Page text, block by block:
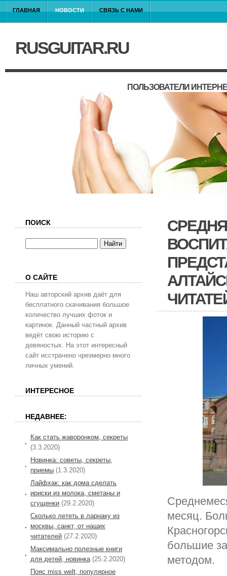
ГЛАВНАЯ НОВОСТИ СВЯЗЬ С НАМИ
RUSGUITAR.RU
ПОЛЬЗОВАТЕЛИ
месяц.
большие
методом.
ПОИСК
О САЙТЕ
Наш авторский архив даёт для
бесплатного скачивания большое
количество лучших фоток и
картинок. Данный частный архив
ведёт свою историю с
девяностых. На этот интересный
сайт исстрачено чрезмерно много
личных умений.
ИНТЕРЕСНОЕ
НЕДАВНЕЕ:
Как стать жаворонком, секреты
(3.3.2020)
Новинка: советы, секреты,
приемы (1.3.2020)
Лайфхак: как дома сделать
ириски из молока, сметаны и
сгущенки (29.2.2020)
Сколько лететь в ларнаку из
москвы, санкт, от наших
читателей (27.2.2020)
Максимально полезные книги
для детей, новинка (25.2.2020)
Пояс miss welt, популярное